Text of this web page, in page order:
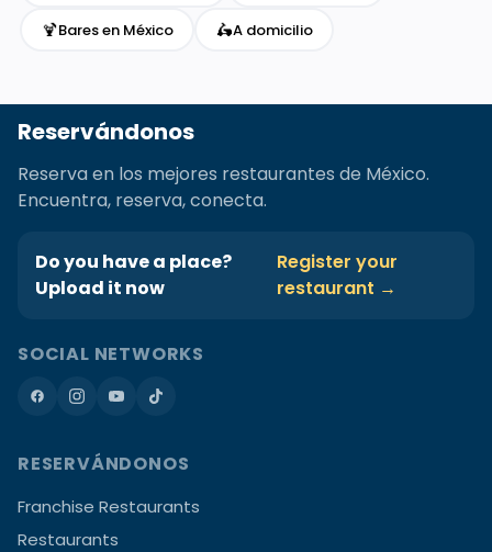
🍹Bares en México 🛵A domicilio
Reservándonos
Reserva en los mejores restaurantes de México.
Encuentra, reserva, conecta.
Do you have a place?
Upload it now
Register your
restaurant →
SOCIAL NETWORKS
RESERVÁNDONOS
Franchise Restaurants
Restaurants